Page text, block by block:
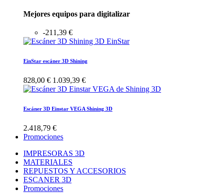
Mejores equipos para digitalizar
-211,39 €
EinStar escáner 3D Shining
828,00 € 1.039,39 €
Escáner 3D Einstar VEGA Shining 3D
2.418,79 €
Promociones
IMPRESORAS 3D
MATERIALES
REPUESTOS Y ACCESORIOS
ESCANER 3D
Promociones